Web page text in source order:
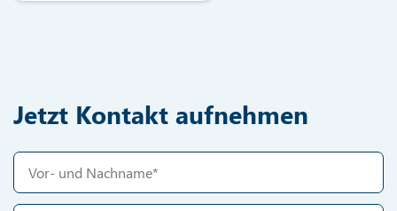
Jetzt Kontakt aufnehmen